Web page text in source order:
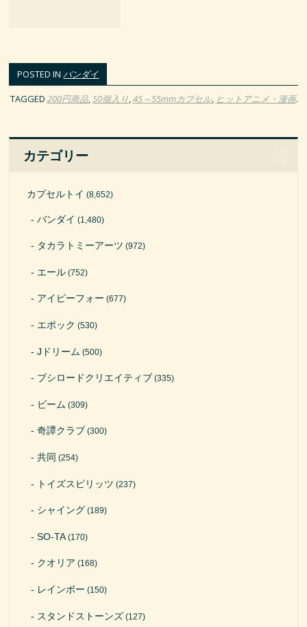
POSTED INバンダイ
TAGGED 200円商品,50個入り,45～55mmカプセル, ヒットアニメ・漫画.
カテゴリー
カプセルトイ (8,652)
バンダイ (1,480)
タカラトミーアーツ (972)
エール (752)
アイピーフォー (677)
エポック (530)
Jドリーム (500)
ブシロードクリエイティブ (335)
ビーム (309)
奇譚クラブ (300)
共同 (254)
トイズスピリッツ (237)
シャイング (189)
SO-TA (170)
クオリア (168)
レインボー (150)
スタンドストーンズ (127)